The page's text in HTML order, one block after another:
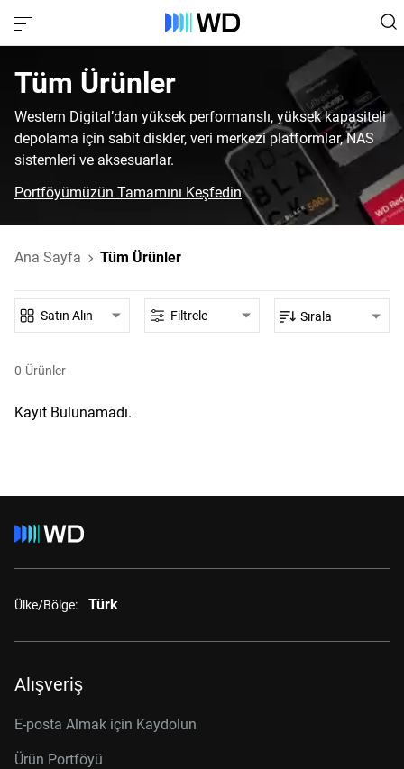
Tüm Ürünler
Western Digital’dan yüksek performanslı, yüksek kapasiteli
depolama için sabit diskler, veri merkezi platformlar, NAS
sistemleri ve aksesuarlar.
Portföyümüzün Tamamını Keşfedin
Ana Sayfa Tüm Ürünler
0 Ürünler
Satın Alın Filtrele Sırala
Kayıt Bulunamadı.
Ülke/Bölge: Türk
Alışveriş
E-posta Almak için Kaydolun
Ürün Portföyü